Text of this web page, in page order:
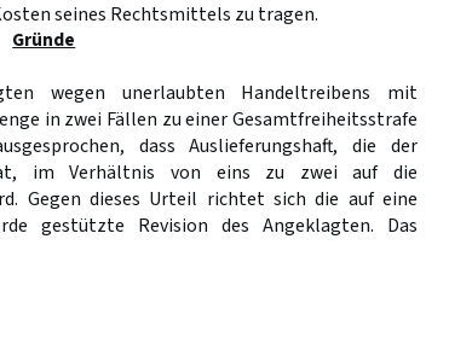
seines Rechtsmittels zu tragen.
Gründe
wegen unerlaubten Handeltreibens mit
in zwei Fällen zu einer Gesamtfreiheitsstrafe
dass Auslieferungshaft, die der
im Verhältnis von eins zu zwei auf die
Gegen dieses Urteil richtet sich die auf eine
gestützte Revision des Angeklagten. Das